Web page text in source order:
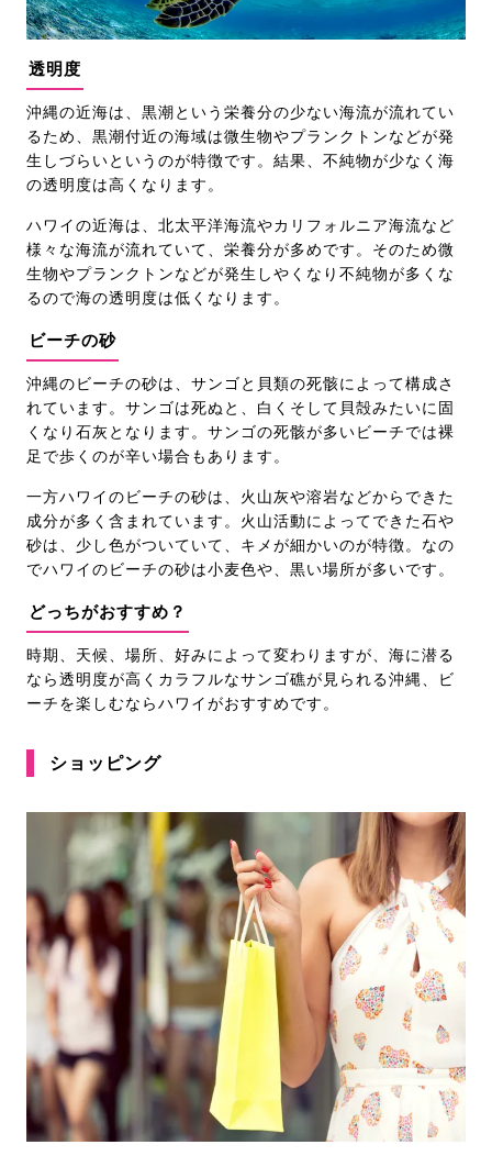
透明度
沖縄の近海は、黒潮という栄養分の少ない海流が流れてい
るため、黒潮付近の海域は微生物やプランクトンなどが発
生しづらいというのが特徴です。結果、不純物が少なく海
の透明度は高くなります。
ハワイの近海は、北太平洋海流やカリフォルニア海流など
様々な海流が流れていて、栄養分が多めです。そのため微
生物やプランクトンなどが発生しやくなり不純物が多くな
るので海の透明度は低くなります。
ビーチの砂
沖縄のビーチの砂は、サンゴと貝類の死骸によって構成さ
れています。サンゴは死ぬと、白くそして貝殻みたいに固
くなり石灰となります。サンゴの死骸が多いビーチでは裸
足で歩くのが辛い場合もあります。
一方ハワイのビーチの砂は、火山灰や溶岩などからできた
成分が多く含まれています。火山活動によってできた石や
砂は、少し色がついていて、キメが細かいのが特徴。なの
でハワイのビーチの砂は小麦色や、黒い場所が多いです。
どっちがおすすめ？
時期、天候、場所、好みによって変わりますが、海に潜る
なら透明度が高くカラフルなサンゴ礁が見られる沖縄、ビ
ーチを楽しむならハワイがおすすめです。
ショッピング